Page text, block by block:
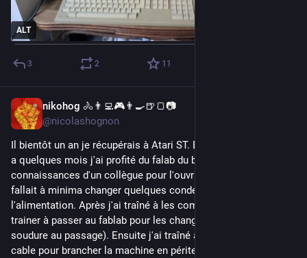
ALT
3 2 11
nikohog 🚴👨‍💻🎮👨‍🍳🍺🍞📷
@nicolashognon
Il bientôt un an je récupérais à Atari ST. Et depuis je traîne. Il y
a quelques mois j'ai profité du falab du boulot et des
connaissances d'un collègue pour l'ouvrir, constater qu'il
fallait à minima changer quelques condensateurs de
l'alimentation. Après j'ai traîné à les commander. Après j'ai
trainer à passer au fablab pour les changer (petit cours de
soudure au passage). Ensuite j'ai traîné à commander un
cable pour brancher la machine en péritel sur une ancienne TV